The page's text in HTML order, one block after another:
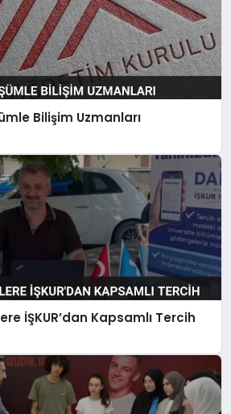
Bilişim Uzmanları
İŞKUR’dan Kapsamlı Tercih